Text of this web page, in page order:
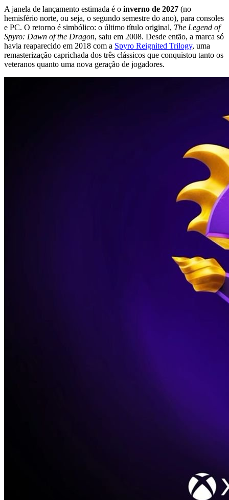
A janela de lançamento estimada é o inverno de 2027 (no
hemisfério norte, ou seja, o segundo semestre do ano), para consoles
e PC. O retorno é simbólico: o último título original, The Legend of
Spyro: Dawn of the Dragon, saiu em 2008. Desde então, a marca só
havia reaparecido em 2018 com a Spyro Reignited Trilogy, uma
remasterização caprichada dos três clássicos que conquistou tanto os
veteranos quanto uma nova geração de jogadores.